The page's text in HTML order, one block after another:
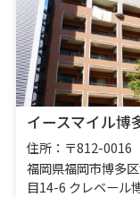
イースマイル博
住所：〒812-0016
福岡県福岡市博多
目14-6 クレベール